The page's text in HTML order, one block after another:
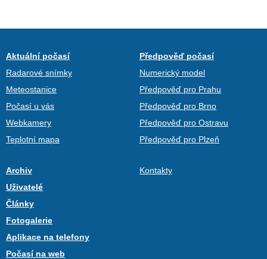
Aktuální počasí
Radarové snímky
Meteostanice
Počasí u vás
Webkamery
Teplotní mapa
Předpověď počasí
Numerický model
Předpověď pro Prahu
Předpověď pro Brno
Předpověď pro Ostravu
Předpověď pro Plzeň
Archiv
Uživatelé
Články
Fotogalerie
Aplikace na telefony
Počasí na web
Kontakty